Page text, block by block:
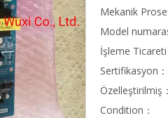
Mekanik
Model
İşleme Ticareti
Sertifikasyon：
Özelleştirilmiş：
Condition：